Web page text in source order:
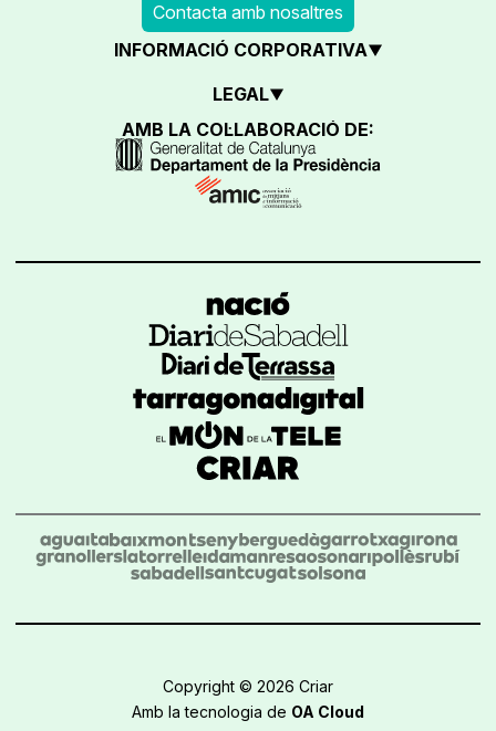
Contacta amb nosaltres
INFORMACIÓ CORPORATIVA
LEGAL
AMB LA COL·LABORACIÓ DE:
Copyright © 2026 Criar
Amb la tecnologia de OA Cloud